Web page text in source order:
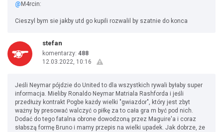
@ M4rcin:
Cieszyl bym sie jakby utd go kupili rozwalil by szatnie do konca
stefan
komentarzy: 488
12.03.2022, 10:16
Jeśli Neymar pójdzie do United to dla wszystkich rywali byłaby super
informacja. Mieliby Ronaldo Neymar Matriala Rashforda i jeśli
przedłuży kontrakt Pogbe każdy wielki "gwiazdor", który jest zbyt
ważny by presować walczyć o piłkę za to cała gra m być pod nich.
Dodać do tego fatalna obrone dowodzoną przez Maguire'a i coraz
słabszą formę Bruno i mamy przepis na wielki upadek. Jak dobrze, że